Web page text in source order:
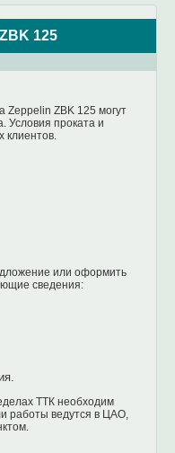
125
Zeppelin ZBK 125 могут
Условия проката и
клиентов.
или оформить
сведения:
ТТК необходим
работы ведутся в ЦАО,